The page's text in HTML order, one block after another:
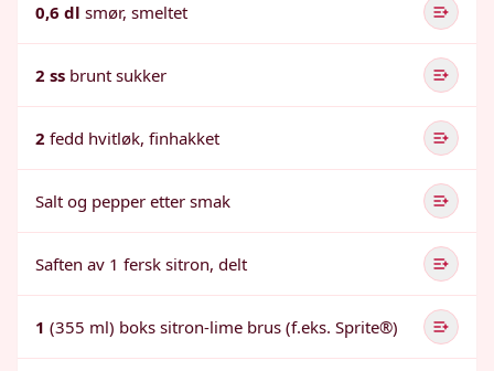
0,6 dl smør, smeltet
2 ss brunt sukker
2 fedd hvitløk, finhakket
Salt og pepper etter smak
Saften av 1 fersk sitron, delt
1 (355 ml) boks sitron-lime brus (f.eks. Sprite®)